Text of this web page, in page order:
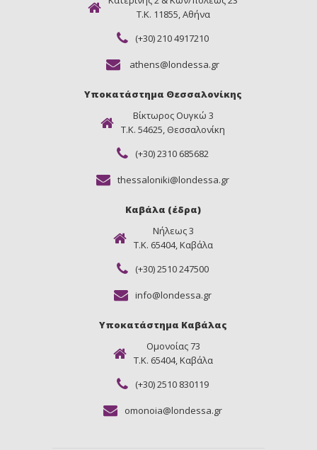
Τ.Κ. 11855, Αθήνα
(+30) 210 4917210
athens@londessa.gr
Υποκατάστημα Θεσσαλονίκης
Βίκτωρος Ουγκώ 3
Τ.Κ. 54625, Θεσσαλονίκη
(+30) 2310 685682
thessaloniki@londessa.gr
Καβάλα (έδρα)
Νήλεως 3
Τ.Κ. 65404, Καβάλα
(+30) 2510 247500
info@londessa.gr
Υποκατάστημα Καβάλας
Ομονοίας 73
Τ.Κ. 65404, Καβάλα
(+30) 2510 830119
omonoia@londessa.gr